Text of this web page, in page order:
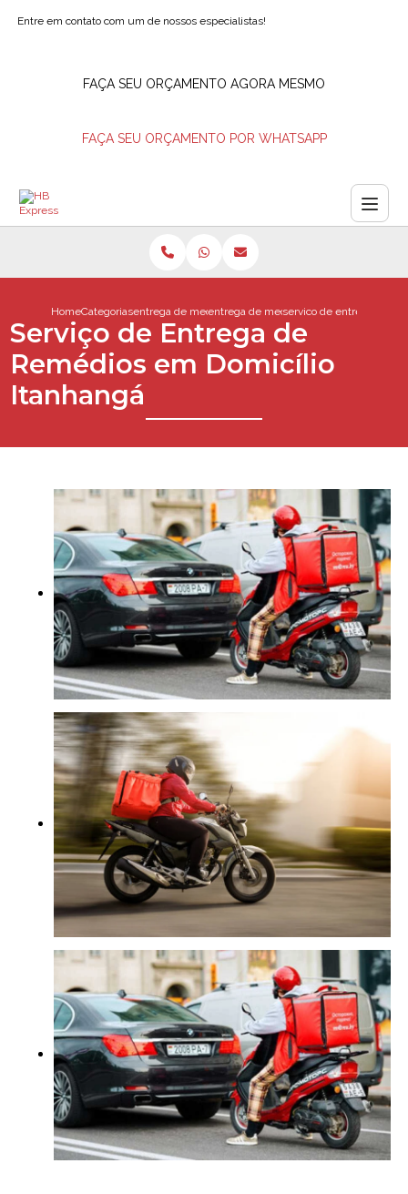
Entre em contato com um de nossos especialistas!
FAÇA SEU ORÇAMENTO AGORA MESMO
FAÇA SEU ORÇAMENTO POR WHATSAPP
HomeCategoriasentrega de medicamentosentrega de medicamentos delivery
servico de entrega de
Serviço de Entrega de
Remédios em Domicílio
Itanhangá